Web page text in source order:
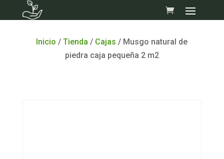
Inicio /Tienda / Cajas / Musgo natural de
piedra caja pequeña 2 m2